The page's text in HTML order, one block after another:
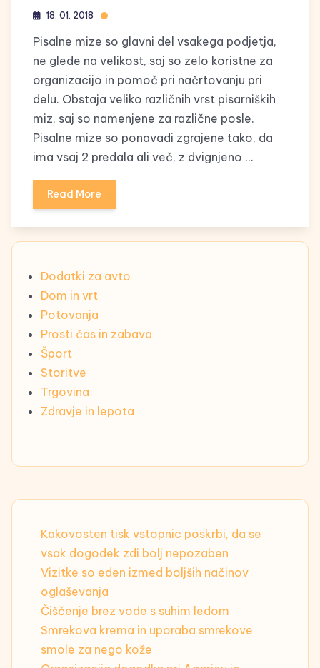
18. 01. 2018
Pisalne mize so glavni del vsakega podjetja,
ne glede na velikost, saj so zelo koristne za
organizacijo in pomoč pri načrtovanju pri
delu. Obstaja veliko različnih vrst pisarniških
miz, saj so namenjene za različne posle.
Pisalne mize so ponavadi zgrajene tako, da
ima vsaj 2 predala ali več, z dvignjeno …
Read More
Dodatki za avto
Dom in vrt
Potovanja
Prosti čas in zabava
Šport
Storitve
Trgovina
Zdravje in lepota
Kakovosten tisk vstopnic poskrbi, da se
vsak dogodek zdi bolj nepozaben
Vizitke so eden izmed boljših načinov
oglaševanja
Čiščenje brez vode s suhim ledom
Smrekova krema in uporaba smrekove
smole za nego kože